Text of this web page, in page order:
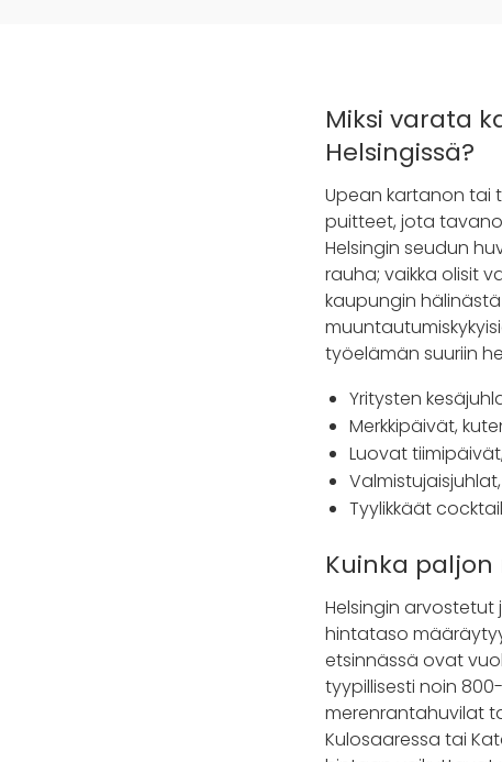
Miksi varata
Helsingissä?
Upean kartanon tai
puitteet, jota
Helsingin seudun
rauha; vaikka olisit
kaupungin
työelämän suuriin
Yritysten
Merkkipäivät,
Luovat
Tyylikkäät
Kuinka
Helsingin arvostetut
hintataso
etsinnässä ovat
tyypillisesti noin
merenrantahuvilat
Kulosaaressa tai